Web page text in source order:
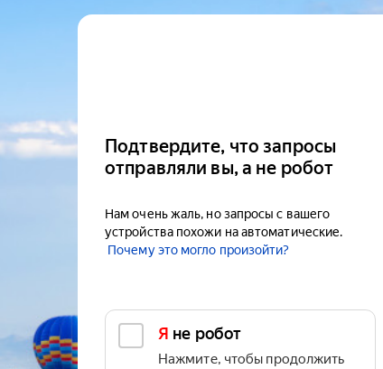
Подтвердите, что запросы
отправляли вы, а не робот
Нам очень жаль, но запросы с вашего
устройства похожи на автоматические.
Почему это могло произойти?
Я не робот
Нажмите, чтобы продолжить